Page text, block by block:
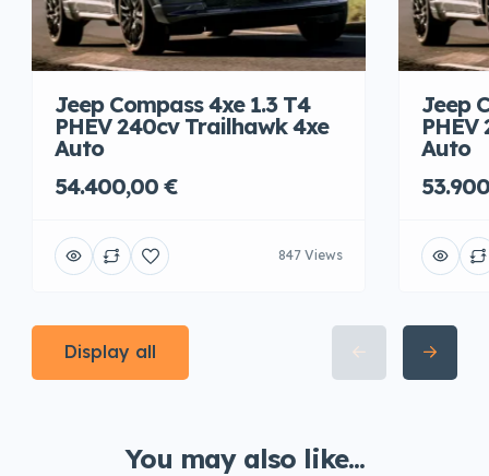
Jeep Compass 4xe 1.3 T4
PHEV 240cv Trailhawk 4xe
Auto
54.400,00 €
847 Views
Jeep
Auto
Display all
You may also like...